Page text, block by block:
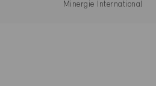
Minergie International